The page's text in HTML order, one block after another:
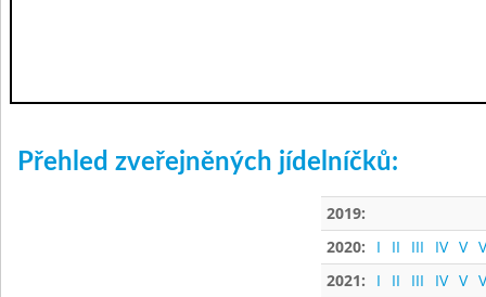
Přehled zveřejněných jídelníčků:
2019:
2020:
I II III IV V
2021:
I II III IV V